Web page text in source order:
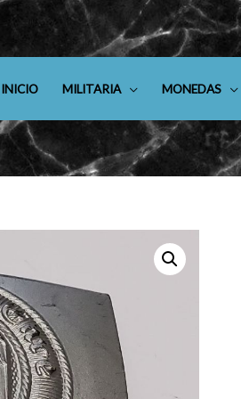
INICIO MILITARIA MONEDAS